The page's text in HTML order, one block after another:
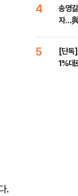
.
4
송영
자…
5
[단독
1%